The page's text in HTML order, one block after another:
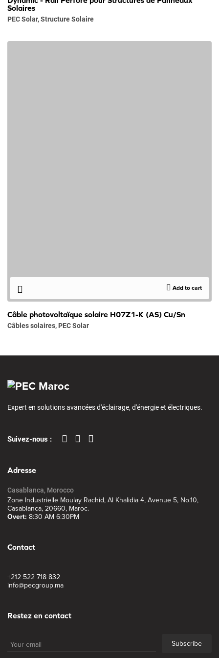
Solaires
PEC Solar,Structure Solaire
Add to cart
Câble photovoltaïque solaire H07Z1-K (AS) Cu/Sn
Câbles solaires, PEC Solar
Expert en solutions avancées d'éclairage, d'énergie et électriques.
Suivez-nous :
Adresse
Casablanca, Morocco
Zone Industrielle Moulay Rachid, Al Khalidia 4, Avenue 5, No.10,
Casablanca, 20660, Maroc.
Overt: 8:30 AM 6:30PM
Contact
+212 522 718 832
info@pecgroup.ma
Restez en contact
Subscribe